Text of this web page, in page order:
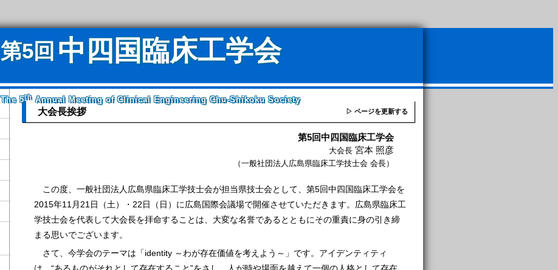
第5回 中四国臨床工学会
The 5th Annual Meeting of Clinical Engineering Chu-Shikoku Society
大会長挨拶 ▷ ページを更新する
第5回中四国臨床工学会
大会長 宮本 照彦
（一般社団法人広島県臨床工学技士会 会長）
この度、一般社団法人広島県臨床工学技士会が担当県技士会として、第5回中四国臨床工学会を
2015年11月21日（土）・22日（日）に広島国際会議場で開催させていただきます。広島県臨床工
学技士会を代表して大会長を拝命することは、大変な名誉であるとともにその重責に身の引き締
まる思いでございます。
さて、今学会のテーマは「identity ～わが存在価値を考えよう～」です。アイデンティティ